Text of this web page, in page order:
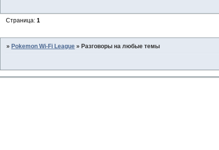
Страница:1
»Pokemon Wi-Fi League »Разговоры на любые темы